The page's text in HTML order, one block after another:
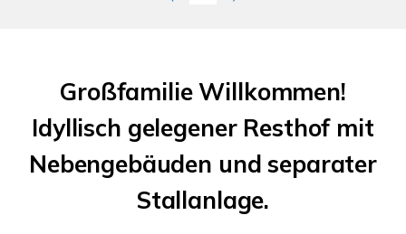
Großfamilie Willkommen!
Idyllisch gelegener Resthof mit
Nebengebäuden und separater
Stallanlage.